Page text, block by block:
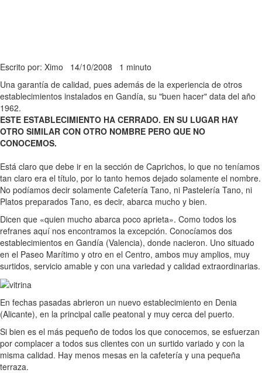
Escrito por: Ximo 14/10/2008 1 minuto
Una garantía de calidad, pues además de la experiencia de otros
establecimientos instalados en Gandía, su "buen hacer" data del año
1962.
ESTE ESTABLECIMIENTO HA CERRADO. EN SU LUGAR HAY
OTRO SIMILAR CON OTRO NOMBRE PERO QUE NO
CONOCEMOS.
Está claro que debe ir en la sección de Caprichos, lo que no teníamos
tan claro era el título, por lo tanto hemos dejado solamente el nombre.
No podíamos decir solamente Cafetería Tano, ni Pastelería Tano, ni
Platos preparados Tano, es decir, abarca mucho y bien.
Dicen que «quien mucho abarca poco aprieta». Como todos los
refranes aquí nos encontramos la excepción. Conocíamos dos
establecimientos en Gandía (Valencia), donde nacieron. Uno situado
en el Paseo Marítimo y otro en el Centro, ambos muy amplios, muy
surtidos, servicio amable y con una variedad y calidad extraordinarias.
En fechas pasadas abrieron un nuevo establecimiento en Denia
(Alicante), en la principal calle peatonal y muy cerca del puerto.
Si bien es el más pequeño de todos los que conocemos, se esfuerzan
por complacer a todos sus clientes con un surtido variado y con la
misma calidad. Hay menos mesas en la cafetería y una pequeña
terraza.